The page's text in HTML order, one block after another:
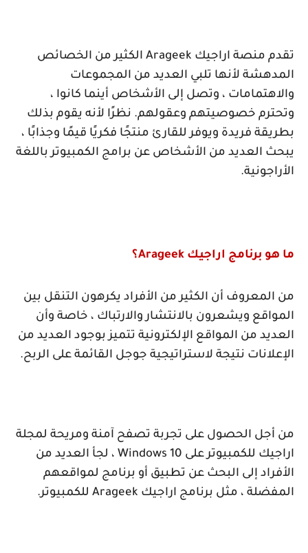
تقدم منصة اراجيك Arageek الكثير من الخصائص
المدهشة لأنها تلبي العديد من المجموعات
والاهتمامات ، وتصل إلى الأشخاص أينما كانوا ،
وتحترم خصوصيتهم وعقولهم. نظرًا لأنه يقوم بذلك
بطريقة فريدة ويوفر للقارئ منتجًا فكريًا قيمًا وجذابًا ،
يبحث العديد من الأشخاص عن برامج الكمبيوتر باللغة
الأراجونية.
ما هو برنامج اراجيك Arageek؟
من المعروف أن الكثير من الأفراد يكرهون التنقل بين
المواقع ويشعرون بالانتشار والارتباك ، خاصة وأن
العديد من المواقع الإلكترونية تتميز بوجود العديد من
الإعلانات نتيجة لاستراتيجية جوجل القائمة على الربح.
من أجل الحصول على تجربة تصفح آمنة ومريحة لمجلة
اراجيك للكمبيوتر على Windows 10 ، لجأ العديد من
الأفراد إلى البحث عن تطبيق أو برنامج لمواقعهم
المفضلة ، مثل برنامج اراجيك Arageek للكمبيوتر.